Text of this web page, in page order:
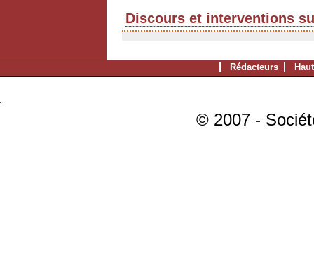
Discours et interventions
Rédacteurs
© 2007 -